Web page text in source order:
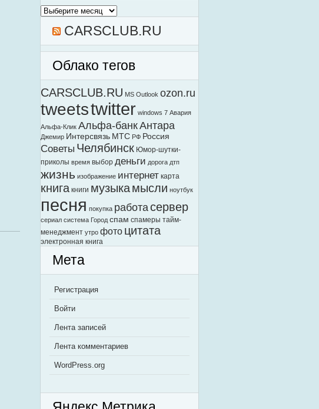
Архив
моего
CARSCLUB.RU
Облако тегов
CARSCLUB.RU MS Outlook ozon.ru
tweetstwitter windows 7 Авария
Альфа-Клик Альфа-банкАнтара
Джемир Интерсвязь МТС РФ Россия
Советы Челябинск Юмор-шутки-
приколы время выбор деньги дорога дтп
жизнь изображение интернет карта
книга книги музыкамысли ноутбук
песня покупка работасервер
сериал система Город спам спамеры тайм-
менеджмент утро фото цитата
электронная книга
Мета
Регистрация
Войти
Лента записей
Лента комментариев
WordPress.org